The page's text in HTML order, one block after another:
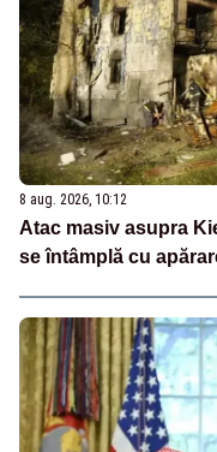
8 aug. 2026, 10:12
Atac masiv asupra
se întâmplă cu